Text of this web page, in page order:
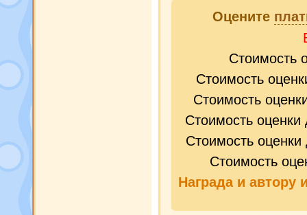
Оцените
Стоимость
Стоимость
Стоимость
Стоимость
Стоимость
Стоимость
Награда и автору